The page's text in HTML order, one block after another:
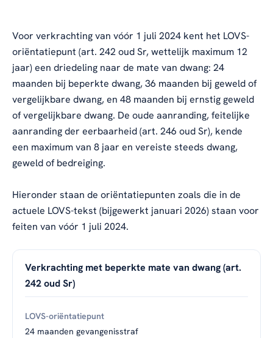
Voor verkrachting van vóór 1 juli 2024 kent het LOVS-
oriëntatiepunt (art. 242 oud Sr, wettelijk maximum 12
jaar) een driedeling naar de mate van dwang: 24
maanden bij beperkte dwang, 36 maanden bij geweld of
vergelijkbare dwang, en 48 maanden bij ernstig geweld
of vergelijkbare dwang. De oude aanranding, feitelijke
aanranding der eerbaarheid (art. 246 oud Sr), kende
een maximum van 8 jaar en vereiste steeds dwang,
geweld of bedreiging.
Hieronder staan de oriëntatiepunten zoals die in de
actuele LOVS-tekst (bijgewerkt januari 2026) staan voor
feiten van vóór 1 juli 2024.
Verkrachting met beperkte mate van dwang (art.
242 oud Sr)
24 maanden gevangenisstraf